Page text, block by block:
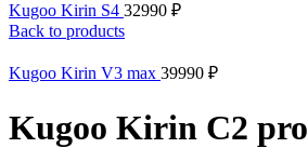
Kugoo Kirin S4 32990 ₽
Back to products
Kugoo Kirin V3 max 39990 ₽
Kugoo Kirin C2 pro